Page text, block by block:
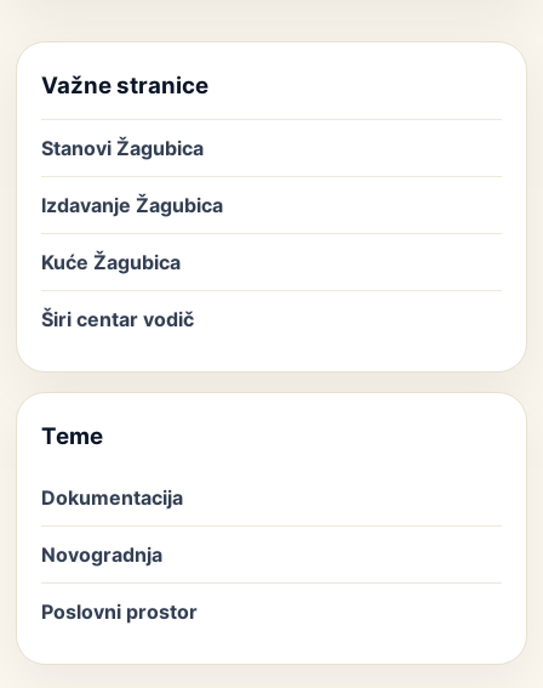
Važne stranice
Stanovi Žagubica
Izdavanje Žagubica
Kuće Žagubica
Širi centar vodič
Teme
Dokumentacija
Novogradnja
Poslovni prostor